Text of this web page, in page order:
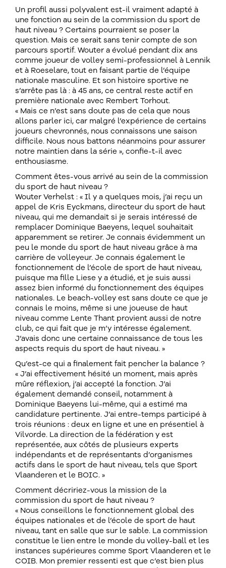
Un profil aussi polyvalent est-il vraiment adapté à
une fonction au sein de la commission du sport de
haut niveau ? Certains pourraient se poser la
question. Mais ce serait sans tenir compte de son
parcours sportif. Wouter a évolué pendant dix ans
comme joueur de volley semi-professionnel à Lennik
et à Roeselare, tout en faisant partie de l’équipe
nationale masculine. Et son histoire sportive ne
s’arrête pas là : à 45 ans, ce central reste actif en
première nationale avec Rembert Torhout.
« Mais ce n’est sans doute pas de cela que nous
allons parler ici, car malgré l’expérience de certains
joueurs chevronnés, nous connaissons une saison
difficile. Nous nous battons néanmoins pour assurer
notre maintien dans la série », confie-t-il avec
enthousiasme.
Comment êtes-vous arrivé au sein de la commission
du sport de haut niveau ?
Wouter Verhelst : « Il y a quelques mois, j’ai reçu un
appel de Kris Eyckmans, directeur du sport de haut
niveau, qui me demandait si je serais intéressé de
remplacer Dominique Baeyens, lequel souhaitait
apparemment se retirer. Je connais évidemment un
peu le monde du sport de haut niveau grâce à ma
carrière de volleyeur. Je connais également le
fonctionnement de l’école de sport de haut niveau,
puisque ma fille Liese y a étudié, et je suis aussi
assez bien informé du fonctionnement des équipes
nationales. Le beach-volley est sans doute ce que je
connais le moins, même si une joueuse de haut
niveau comme Lente Thant provient aussi de notre
club, ce qui fait que je m’y intéresse également.
J’avais donc une certaine connaissance de tous les
aspects requis du sport de haut niveau. »
Qu’est-ce qui a finalement fait pencher la balance ?
« J’ai effectivement hésité un moment, mais après
mûre réflexion, j’ai accepté la fonction. J’ai
également demandé conseil, notamment à
Dominique Baeyens lui-même, qui a estimé ma
candidature pertinente. J’ai entre-temps participé à
trois réunions : deux en ligne et une en présentiel à
Vilvorde. La direction de la fédération y est
représentée, aux côtés de plusieurs experts
indépendants et de représentants d’organismes
actifs dans le sport de haut niveau, tels que Sport
Vlaanderen et le BOIC. »
Comment décririez-vous la mission de la
commission du sport de haut niveau ?
« Nous conseillons le fonctionnement global des
équipes nationales et de l’école de sport de haut
niveau, tant en salle que sur le sable. La commission
constitue le lien entre le monde du volley-ball et les
instances supérieures comme Sport Vlaanderen et le
COIB. Mon premier ressenti est que c’est bien plus